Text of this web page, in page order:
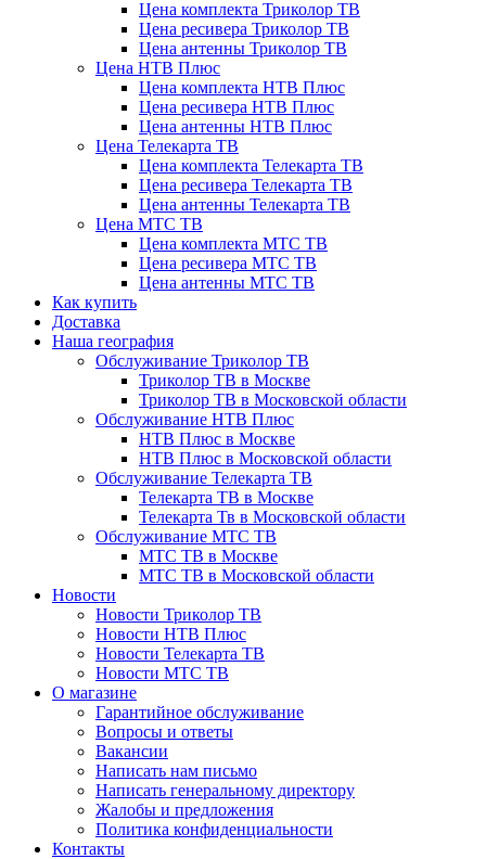
Цена комплекта Триколор ТВ
Цена ресивера Триколор ТВ
Цена антенны Триколор ТВ
Цена НТВ Плюс
Цена комплекта НТВ Плюс
Цена ресивера НТВ Плюс
Цена антенны НТВ Плюс
Цена Телекарта ТВ
Цена комплекта Телекарта ТВ
Цена ресивера Телекарта ТВ
Цена антенны Телекарта ТВ
Цена МТС ТВ
Цена комплекта МТС ТВ
Цена ресивера МТС ТВ
Цена антенны МТС ТВ
Как купить
Доставка
Наша география
Обслуживание Триколор ТВ
Триколор ТВ в Москве
Триколор ТВ в Московской области
Обслуживание НТВ Плюс
НТВ Плюс в Москве
НТВ Плюс в Московской области
Обслуживание Телекарта ТВ
Телекарта ТВ в Москве
Телекарта Тв в Московской области
Обслуживание МТС ТВ
МТС ТВ в Москве
МТС ТВ в Московской области
Новости
Новости Триколор ТВ
Новости НТВ Плюс
Новости Телекарта ТВ
Новости МТС ТВ
О магазине
Гарантийное обслуживание
Вопросы и ответы
Вакансии
Написать нам письмо
Написать генеральному директору
Жалобы и предложения
Политика конфиденциальности
Контакты